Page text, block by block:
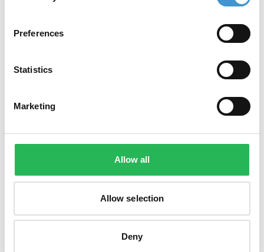
Preferences
Statistics
Marketing
Allow all
Allow selection
Deny
Mangler I overblik over jeres SEO-situation og